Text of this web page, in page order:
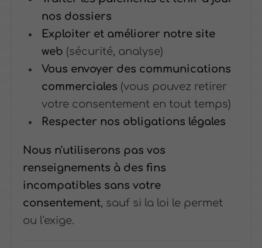
nos dossiers
Exploiter et améliorer notre site
web (sécurité, analyse)
Vous envoyer des communications
commerciales (vous pouvez retirer
votre consentement en tout temps)
Respecter nos obligations légales
Nous n'utiliserons pas vos
renseignements à des fins
incompatibles sans votre
consentement, sauf si la loi le permet
ou l'exige.